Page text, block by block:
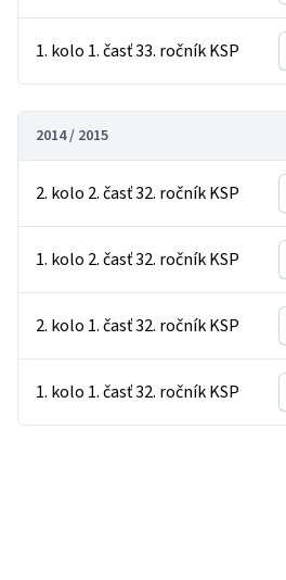
1. kolo 1. časť 33. ročník KSP
2014 / 2015
2. kolo 2. časť 32. ročník KSP
1. kolo 2. časť 32. ročník KSP
2. kolo 1. časť 32. ročník KSP
1. kolo 1. časť 32. ročník KSP